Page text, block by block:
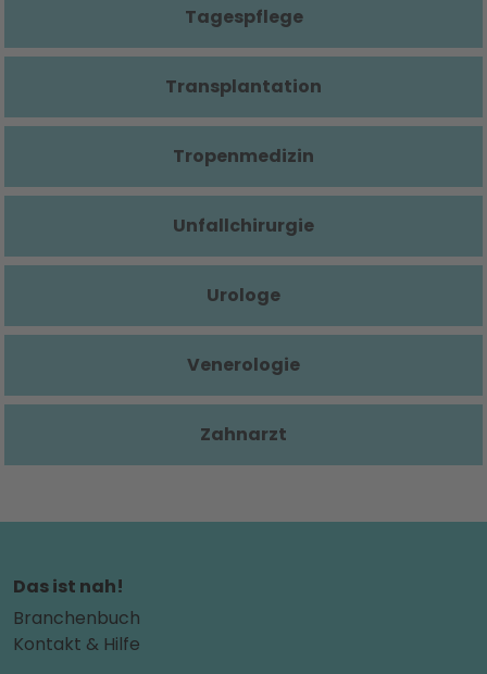
Tagespflege
Transplantation
Tropenmedizin
Unfallchirurgie
Urologe
Venerologie
Zahnarzt
Das ist nah!
Branchenbuch
Kontakt & Hilfe